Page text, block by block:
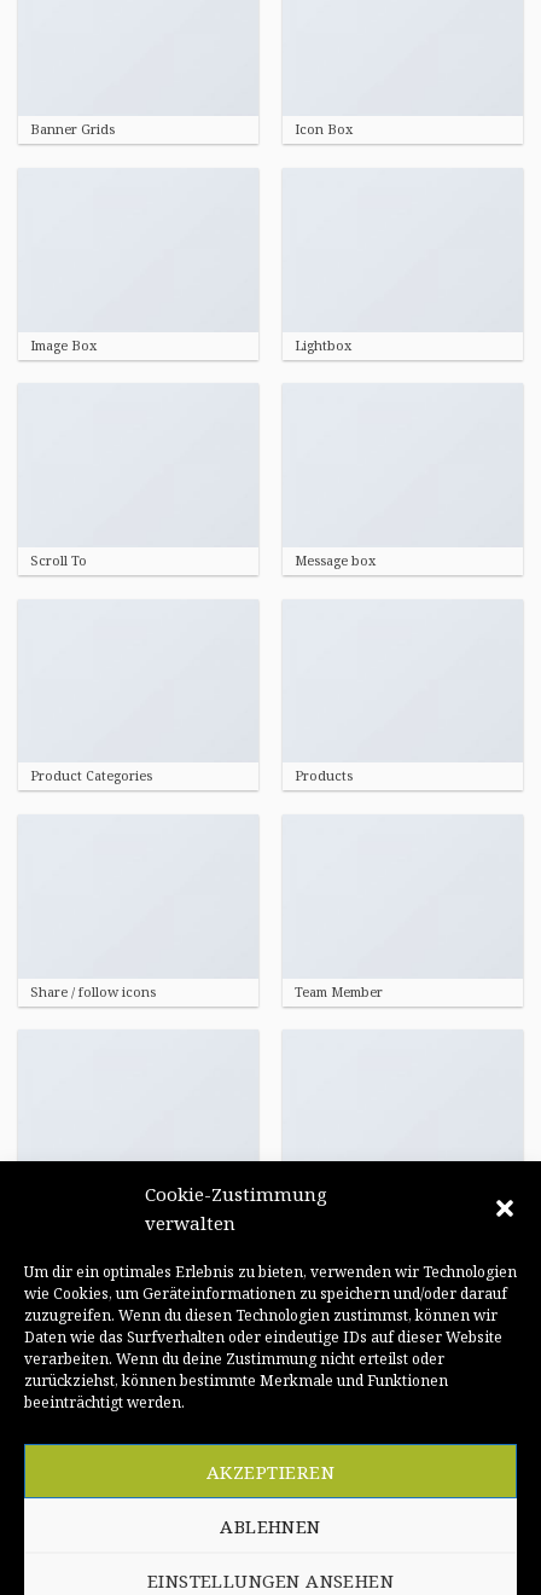
Cookie-Zustimmung
verwalten
Um dir ein optimales Erlebnis zu bieten, verwenden wir Technologien
wie Cookies, um Geräteinformationen zu speichern und/oder darauf
zuzugreifen. Wenn du diesen Technologien zustimmst, können wir
Daten wie das Surfverhalten oder eindeutige IDs auf dieser Website
verarbeiten. Wenn du deine Zustimmung nicht erteilst oder
zurückziehst, können bestimmte Merkmale und Funktionen
beeinträchtigt werden.
AKZEPTIEREN
ABLEHNEN
EINSTELLUNGEN ANSEHEN
Banner Grids Icon Box
Image Box Lightbox
Scroll To Message box
Product Categories Products
Share / follow icons Team Member
Hotspot